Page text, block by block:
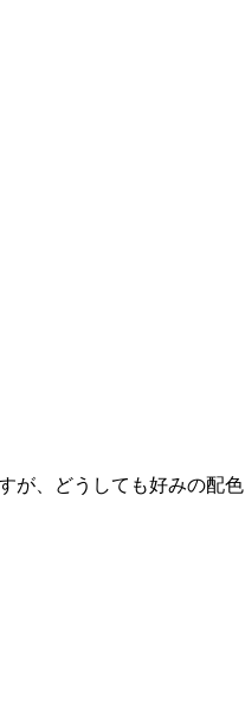
が、どうしても好みの配色